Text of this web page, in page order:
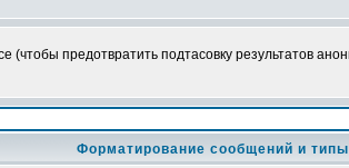
(чтобы предотвратить подтасовку результатов
Форматирование сообщений и